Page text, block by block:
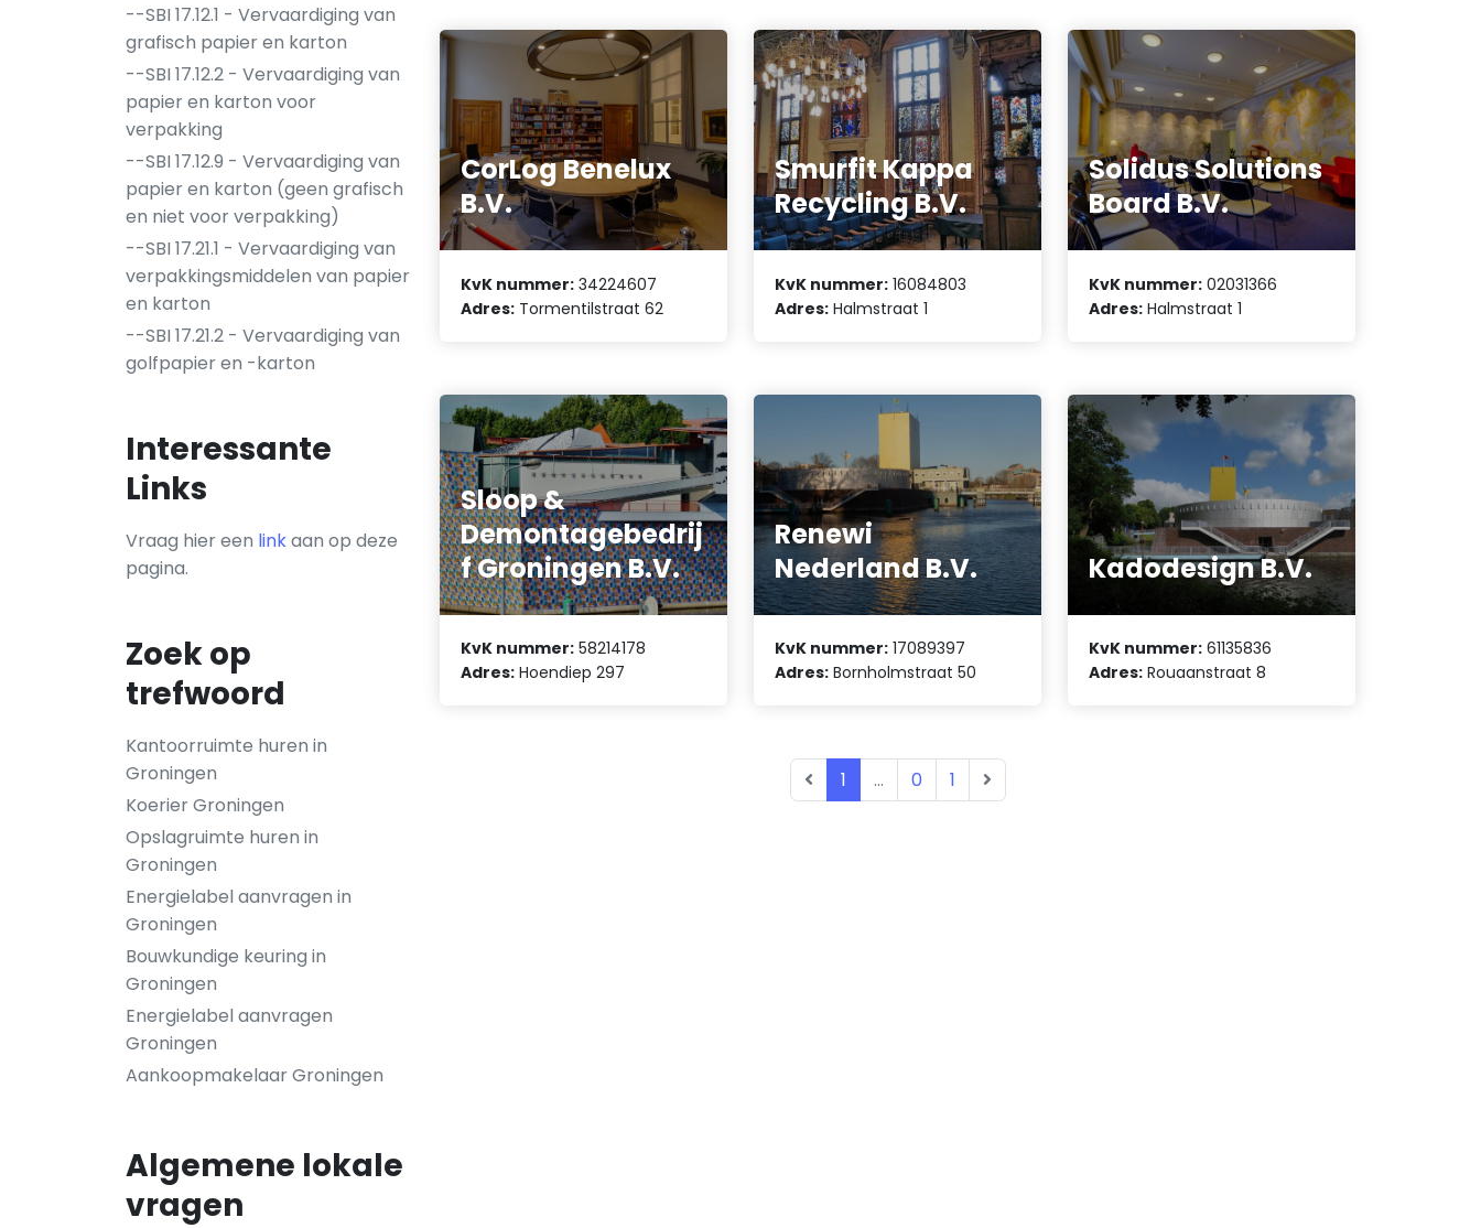
--SBI 17.12.1 - Vervaardiging van
grafisch papier en karton
--SBI 17.12.2 - Vervaardiging van
papier en karton voor
verpakking
--SBI 17.12.9 - Vervaardiging van
papier en karton (geen grafisch
en niet voor verpakking)
--SBI 17.21.1 - Vervaardiging van
verpakkingsmiddelen van papier
en karton
--SBI 17.21.2 - Vervaardiging van
golfpapier en -karton
Interessante
Links
Vraag hier een linkaan op deze
pagina.
Zoek op
trefwoord
Kantoorruimte huren in
Groningen
Koerier Groningen
Opslagruimte huren in
Groningen
Energielabel aanvragen in
Groningen
Bouwkundige keuring in
Groningen
Energielabel aanvragen
Groningen
Aankoopmakelaar Groningen
Algemene lokale
vragen
CorLog Benelux
B.V.
KvK nummer: 34224607
Adres: Tormentilstraat 62
Smurfit Kappa
Recycling B.V.
KvK nummer: 16084803
Adres: Halmstraat 1
Solidus Solutions
Board B.V.
KvK nummer: 02031366
Adres: Halmstraat 1
Sloop &
Demontagebedrij
f Groningen B.V.
KvK nummer: 58214178
Adres: Hoendiep 297
Renewi
Nederland B.V.
KvK nummer: 17089397
Adres: Bornholmstraat 50
Kadodesign B.V.
KvK nummer: 61135836
Adres: Rouaanstraat 8
1 ... 0 1